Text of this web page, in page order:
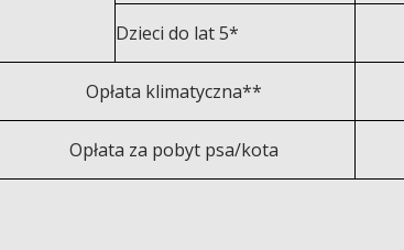
Dzieci do lat 5*
Opłata klimatyczna**
Opłata za pobyt psa/kota